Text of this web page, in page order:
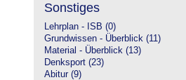
Sonstiges
Lehrplan - ISB (0)
Grundwissen - Überblick (11)
Material - Überblick (13)
Denksport (23)
Abitur (9)